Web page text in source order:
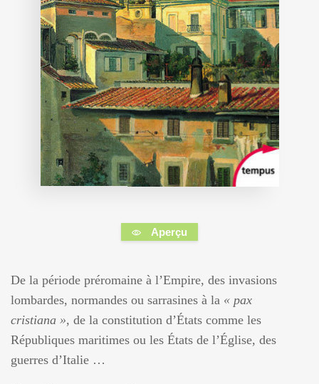
Aperçu
De la période préromaine à l’Empire, des invasions
lombardes, normandes ou sarrasines à la « pax
cristiana », de la constitution d’États comme les
Républiques maritimes ou les États de l’Église, des
guerres d’Italie …